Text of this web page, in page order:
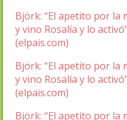
Björk: “El apetito por la
y vino Rosalía y lo
(elpais.com)
Björk: “El apetito por la
y vino Rosalía y lo
(elpais.com)
Björk: “El apetito por la